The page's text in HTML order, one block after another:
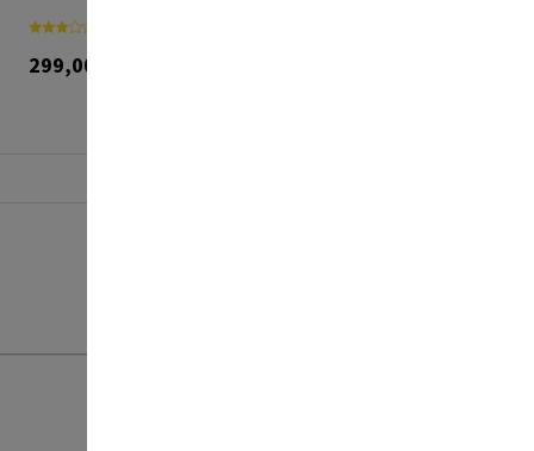
299,00 kr